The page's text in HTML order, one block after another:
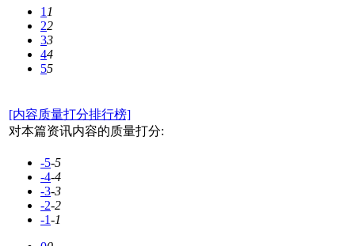
11
22
33
44
55
[内容质量打分排行榜]
对本篇资讯内容的质量打分:
-5-5
-4-4
-3-3
-2-2
-1-1